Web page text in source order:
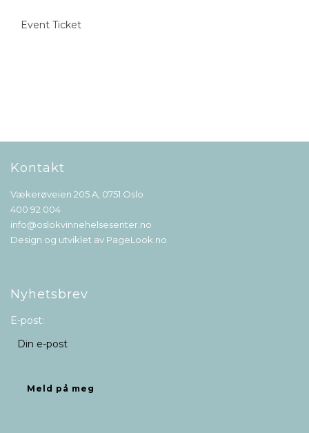
Event Ticket
Kontakt
Vækerøveien 205 A, 0751 Oslo
400 92 004
info@oslokvinnehelsesenter.no
Design og utviklet av PageLook.no
Nyhetsbrev
E-post: